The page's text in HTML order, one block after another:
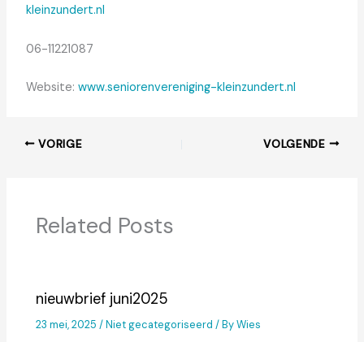
kleinzundert.nl
06-11221087
Website: www.seniorenvereniging-kleinzundert.nl
VORIGE VOLGENDE
Related Posts
nieuwbrief juni2025
23 mei, 2025/Niet gecategoriseerd / ByWies